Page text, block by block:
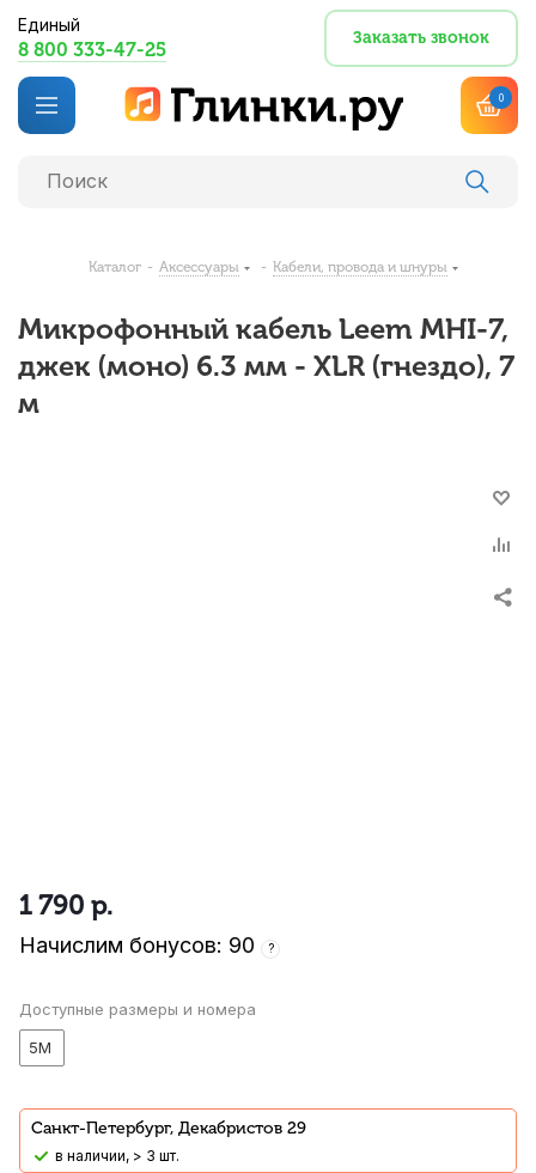
Единый
8 800 333-47-25
Заказать звонок
0
Каталог - Аксессуары - Кабели, провода и шнуры
Микрофонный кабель Leem MHI-7,
джек (моно) 6.3 мм - XLR (гнездо), 7
м
1 790 р.
Начислим бонусов: 90 ?
Доступные размеры и номера
5M
Санкт-Петербург, Декабристов 29
В наличии, > 3 шт.